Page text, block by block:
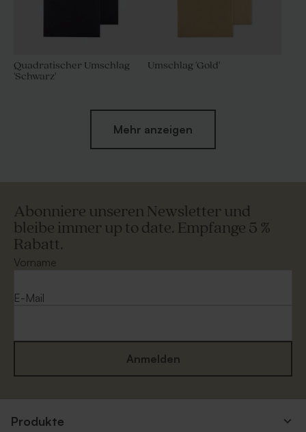
Quadratischer Umschlag
'Schwarz'
Umschlag 'Gold'
Umschlag 'glänzendes Silber'
aus Kraftpapier
Mehr anzeigen
Abonniere unseren Newsletter und
bleibe immer up to date. Empfange 5 %
Rabatt.
Vorname
E-Mail
Anmelden
Produkte